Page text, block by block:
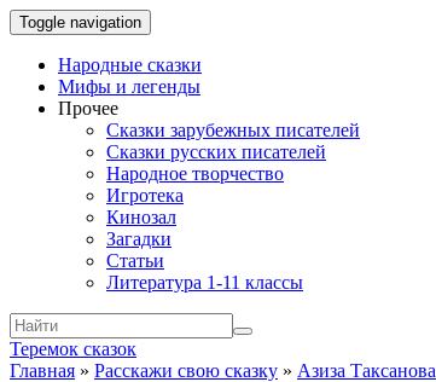
Toggle navigation
Народные сказки
Мифы и легенды
Прочее
Сказки зарубежных писателей
Сказки русских писателей
Народное творчество
Игротека
Кинозал
Загадки
Статьи
Литература 1-11 классы
Теремок сказок
Главная » Расскажи свою сказку » Азиза Таксанова